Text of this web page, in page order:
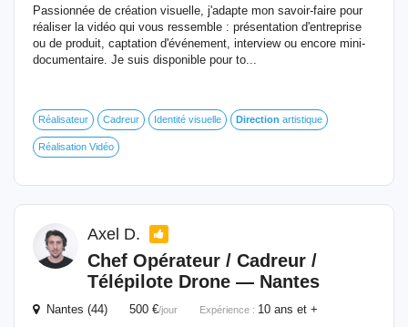
Passionnée de création visuelle, j'adapte mon savoir-faire pour
réaliser la vidéo qui vous ressemble : présentation d'entreprise
ou de produit, captation d'événement, interview ou encore mini-
documentaire. Je suis disponible pour to...
Réalisateur Cadreur Identité visuelle Direction artistique
Réalisation Vidéo
Axel D.
Chef Opérateur / Cadreur /
Télépilote Drone — Nantes
Nantes (44) 500 €/jour Expérience : 10 ans et +